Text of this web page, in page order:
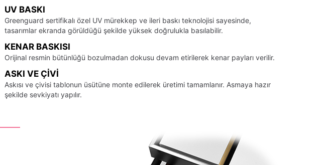
UV BASKI
Greenguard sertifikalı özel UV mürekkep ve ileri baskı teknolojisi sayesinde,
tasarımlar ekranda görüldüğü şekilde yüksek doğrulukla basılabilir.
KENAR BASKISI
Orijinal resmin bütünlüğü bozulmadan dokusu devam etirilerek kenar payları verilir.
ASKI VE ÇIVI
Askısı ve çivisi tablonun üsütüne monte edilerek üretimi tamamlanır. Asmaya hazır
şekilde sevkiyatı yapılır.